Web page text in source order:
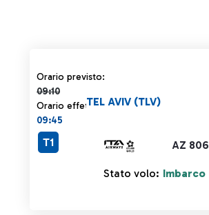
Orario previsto:
09:10
Orario previsto 09:10 barrato
Orario effettivo:
09:45
AZ 806
TEL AVIV (TLV)
T1
Stato volo: Imbarco